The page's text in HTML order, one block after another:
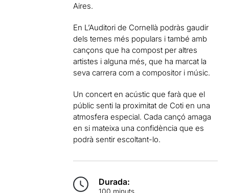
Aires.
En L’Auditori de Cornellà podràs gaudir
dels temes més populars i també amb
cançons que ha compost per altres
artistes i alguna més, que ha marcat la
seva carrera com a compositor i músic.
Un concert en acústic que farà que el
públic senti la proximitat de Coti en una
atmosfera especial. Cada cançó amaga
en si mateixa una confidència que es
podrà sentir escoltant-lo.
Durada:
100 minuts